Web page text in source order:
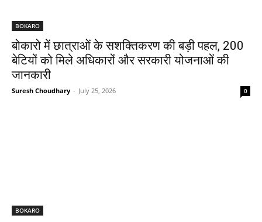
BOKARO
बोकारो में छात्राओं के सशक्तिकरण की बड़ी पहल, 200
बेटियों को मिले अधिकारों और सरकारी योजनाओं की
जानकारी
Suresh Choudhary - July 25, 2026 0
BOKARO